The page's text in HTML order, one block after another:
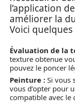
l’application
améliorer la
Voici quelques
Évaluation de la
texture obtenue
pouvez le poncer
Peinture : Si vous
vous d’opter pour
compatible avec le